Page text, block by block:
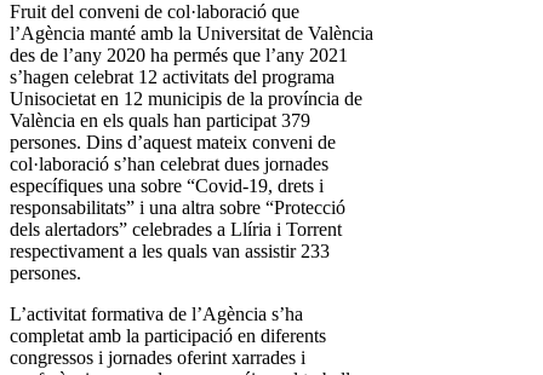
Fruit del conveni de col·laboració que
l’Agència manté amb la Universitat de València
des de l’any 2020 ha permés que l’any 2021
s’hagen celebrat 12 activitats del programa
Unisocietat en 12 municipis de la província de
València en els quals han participat 379
persones. Dins d’aquest mateix conveni de
col·laboració s’han celebrat dues jornades
específiques una sobre “Covid-19, drets i
responsabilitats” i una altra sobre “Protecció
dels alertadors” celebrades a Llíria i Torrent
respectivament a les quals van assistir 233
persones.
L’activitat formativa de l’Agència s’ha
completat amb la participació en diferents
congressos i jornades oferint xarrades i